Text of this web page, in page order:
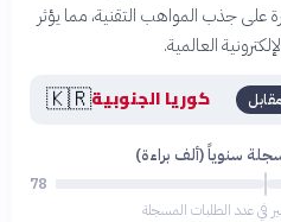
على جذب المواهب التقنية، مما يؤثر
العالمية.
مقابل كوريا الجنوبية🇰🇷
سنوياً (ألف براءة)
78
في عدد الطلبات المسجلة